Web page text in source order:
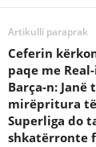
Artikulli paraprak
Ceferin
paqe me
Barça-n: Janë
mirëpritura
Superliga do
shkatërronte